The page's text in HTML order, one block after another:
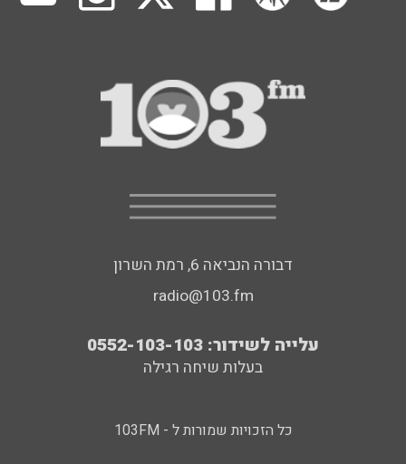
דבורה הנביאה 6, רמת השרון
radio@103.fm
עלייה לשידור: 0552-103-103
בעלות שיחה רגילה
כל הזכויות שמורות ל - 103FM